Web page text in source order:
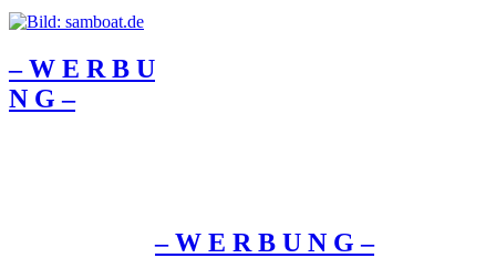
– W Ε R Β U
Ν G –
– W Ε R Β U Ν G –